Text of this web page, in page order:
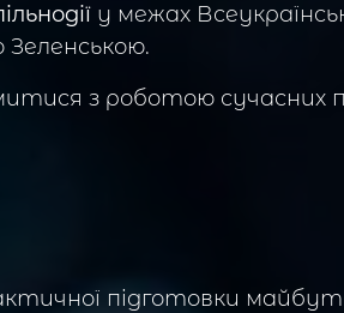
у межах
Зеленською.
з роботою сучасних
підготовки